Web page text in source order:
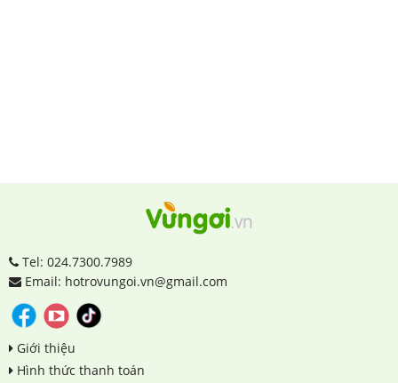
Tel: 024.7300.7989
Email: hotrovungoi.vn@gmail.com
Giới thiệu
Hình thức thanh toán